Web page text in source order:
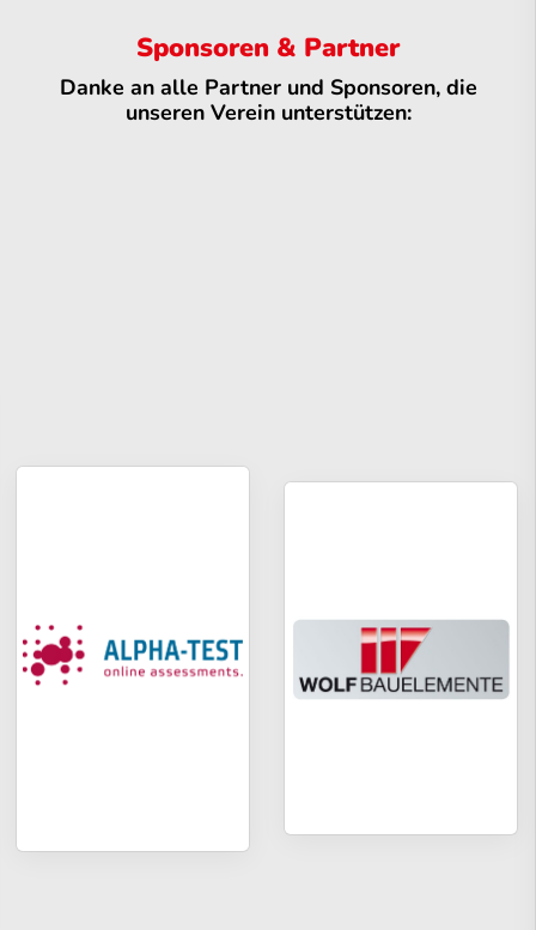
Sponsoren & Partner
Danke an alle Partner und Sponsoren, die
unseren Verein unterstützen: